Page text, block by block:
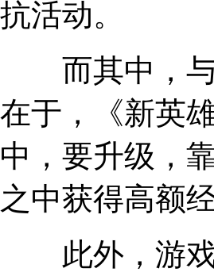
抗活动。
而其中，与
在于，《新英
中，要升级，
之中获得高额
此外，游戏